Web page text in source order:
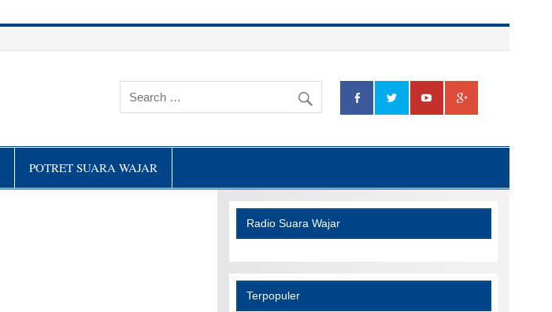
POTRET SUARA WAJAR
Radio Suara Wajar
Terpopuler